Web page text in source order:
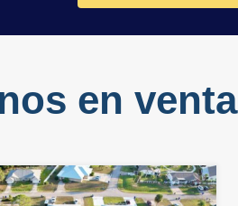
en venta